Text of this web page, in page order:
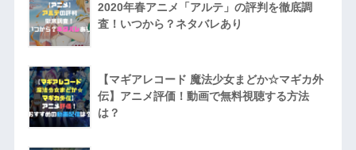
2020年春アニメ「アルテ」の評判を徹底調
査！いつから？ネタバレあり
【マギアレコード 魔法少女まどか☆マギカ外
伝】アニメ評価！動画で無料視聴する方法
は？